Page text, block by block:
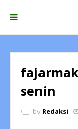
senin
by Redaksi